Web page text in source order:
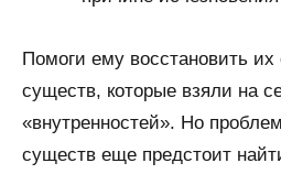
Помоги ему восстановить
существ, которые взяли на
«внутренностей». Но
существ еще предстоит